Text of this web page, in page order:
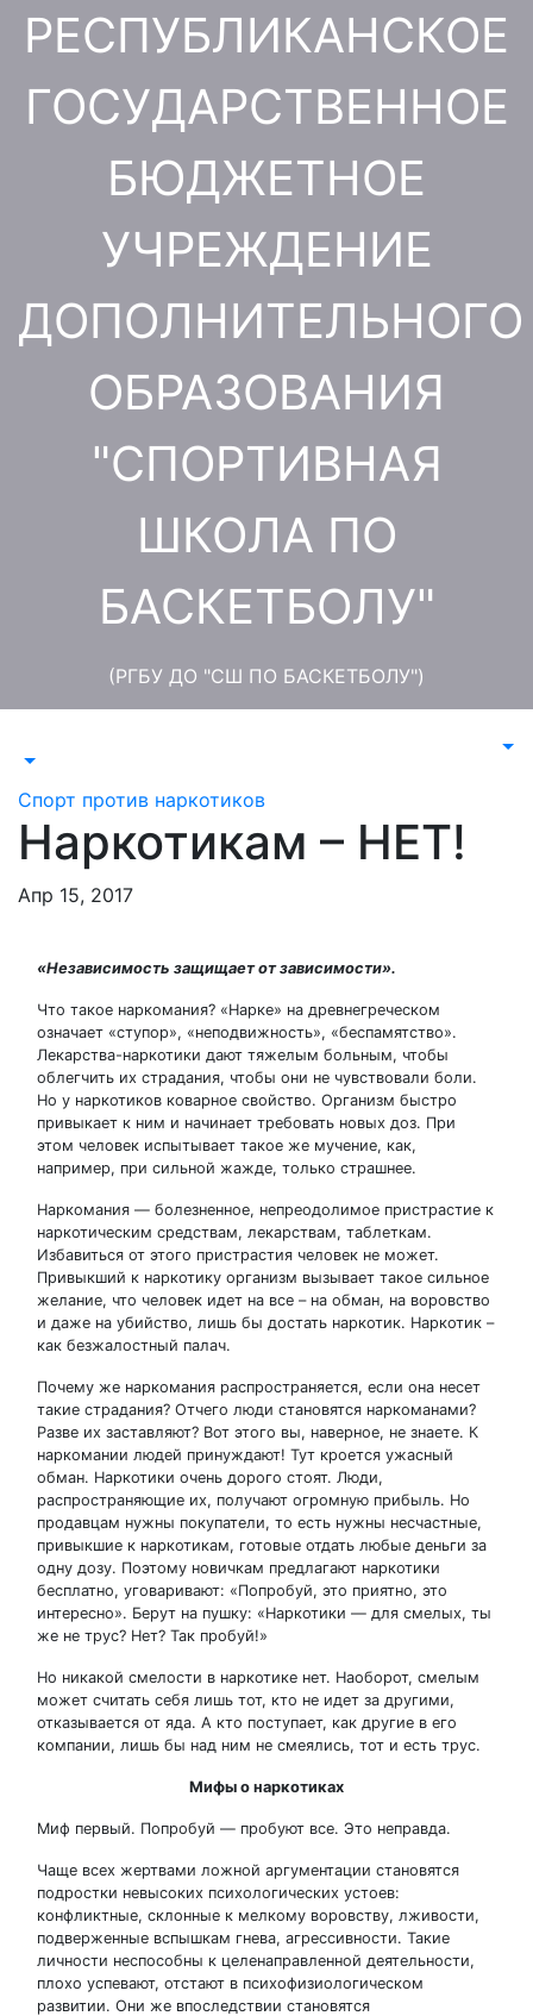
Перейти
РЕСПУБЛИКАНСКОЕ
ГОСУДАРСТВЕННОЕ
БЮДЖЕТНОЕ
УЧРЕЖДЕНИЕ
ДОПОЛНИТЕЛЬНОГО
ОБРАЗОВАНИЯ
"СПОРТИВНАЯ
ШКОЛА ПО
БАСКЕТБОЛУ"
(РГБУ ДО "СШ ПО БАСКЕТБОЛУ")
Спорт против наркотиков
Наркотикам – НЕТ!
Апр 15, 2017
«Независимость защищает от зависимости».
Что такое наркомания? «Нарке» на древнегреческом
означает «ступор», «неподвижность», «беспамятство».
Лекарства-наркотики дают тяжелым больным, чтобы
облегчить их страдания, чтобы они не чувствовали боли.
Но у наркотиков коварное свойство. Организм быстро
привыкает к ним и начинает требовать новых доз. При
этом человек испытывает такое же мучение, как,
например, при сильной жажде, только страшнее.
Наркомания — болезненное, непреодолимое пристрастие к
наркотическим средствам, лекарствам, таблеткам.
Избавиться от этого пристрастия человек не может.
Привыкший к наркотику организм вызывает такое сильное
желание, что человек идет на все – на обман, на воровство
и даже на убийство, лишь бы достать наркотик. Наркотик –
как безжалостный палач.
Почему же наркомания распространяется, если она несет
такие страдания? Отчего люди становятся наркоманами?
Разве их заставляют? Вот этого вы, наверное, не знаете. К
наркомании людей принуждают! Тут кроется ужасный
обман. Наркотики очень дорого стоят. Люди,
распространяющие их, получают огромную прибыль. Но
продавцам нужны покупатели, то есть нужны несчастные,
привыкшие к наркотикам, готовые отдать любые деньги за
одну дозу. Поэтому новичкам предлагают наркотики
бесплатно, уговаривают: «Попробуй, это приятно, это
интересно». Берут на пушку: «Наркотики — для смелых, ты
же не трус? Нет? Так пробуй!»
Но никакой смелости в наркотике нет. Наоборот, смелым
может считать себя лишь тот, кто не идет за другими,
отказывается от яда. А кто поступает, как другие в его
компании, лишь бы над ним не смеялись, тот и есть трус.
Мифы о наркотиках
Миф первый. Попробуй — пробуют все. Это неправда.
Чаще всех жертвами ложной аргументации становятся
подростки невысоких психологических устоев:
конфликтные, склонные к мелкому воровству, лживости,
подверженные вспышкам гнева, агрессивности. Такие
личности неспособны к целенаправленной деятельности,
плохо успевают, отстают в психофизиологическом
развитии. Они же впоследствии становятся